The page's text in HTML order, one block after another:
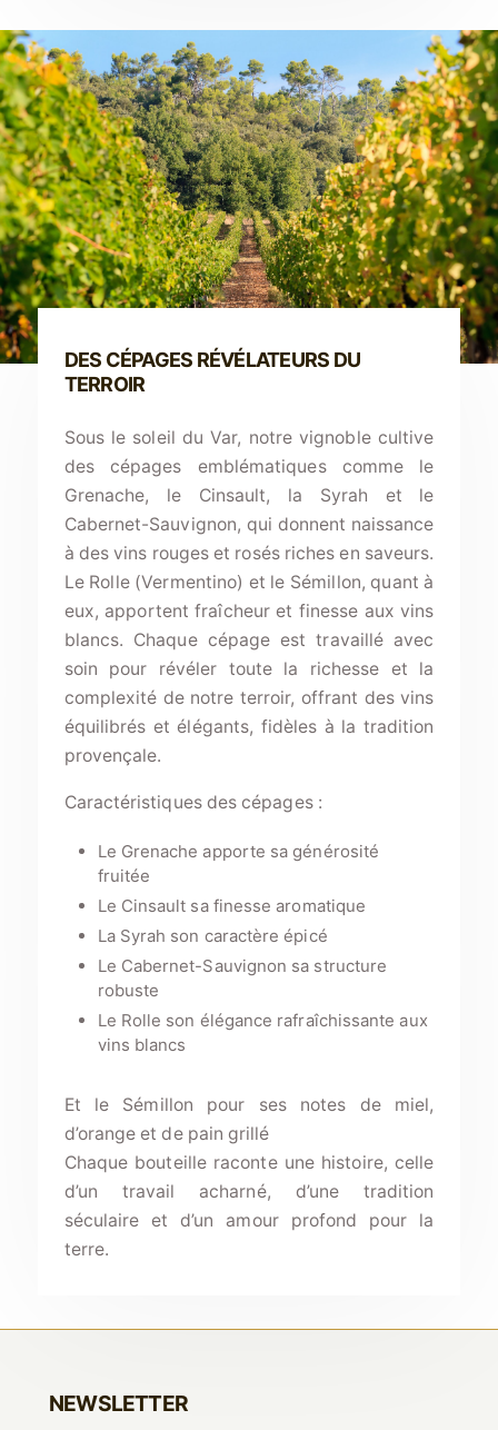
DES CÉPAGES RÉVÉLATEURS DU
TERROIR
Sous le soleil du Var, notre vignoble cultive
des cépages emblématiques comme le
Grenache, le Cinsault, la Syrah et le
Cabernet-Sauvignon, qui donnent naissance
à des vins rouges et rosés riches en saveurs.
Le Rolle (Vermentino) et le Sémillon, quant à
eux, apportent fraîcheur et finesse aux vins
blancs. Chaque cépage est travaillé avec
soin pour révéler toute la richesse et la
complexité de notre terroir, offrant des vins
équilibrés et élégants, fidèles à la tradition
provençale.
Caractéristiques des cépages :
Le Grenache apporte sa générosité
fruitée
Le Cinsault sa finesse aromatique
La Syrah son caractère épicé
Le Cabernet-Sauvignon sa structure
robuste
Le Rolle son élégance rafraîchissante aux
vins blancs
Et le Sémillon pour ses notes de miel,
d’orange et de pain grillé
Chaque bouteille raconte une histoire, celle
d’un travail acharné, d’une tradition
séculaire et d’un amour profond pour la
terre.
NEWSLETTER